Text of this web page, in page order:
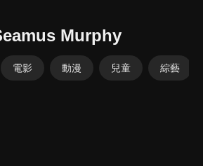
Murphy
電影 動漫 兒童 綜藝